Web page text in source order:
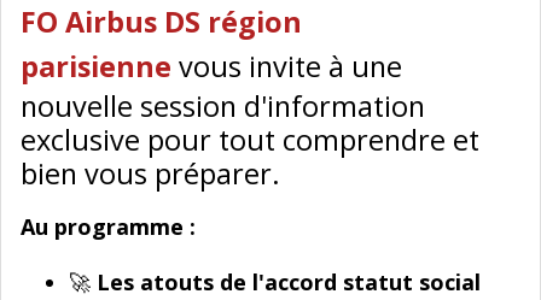
FO Airbus DS région
parisienne vous invite à une
nouvelle session d'information
exclusive pour tout comprendre et
bien vous préparer.
Au programme :
🚀 Les atouts de l'accord statut social